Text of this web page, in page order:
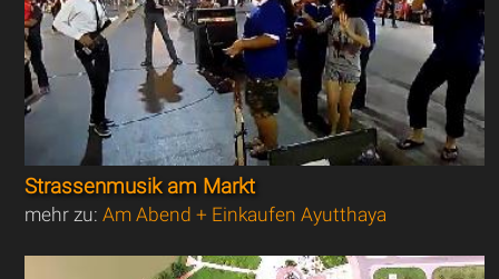
Strassenmusik am Markt
mehr zu:Am Abend + Einkaufen Ayutthaya